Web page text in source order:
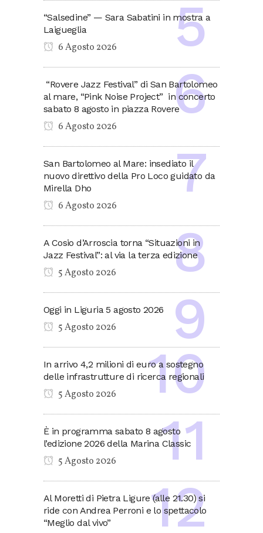
“Salsedine” — Sara Sabatini in mostra a
Laigueglia
6 Agosto 2026
“Rovere Jazz Festival” di San Bartolomeo
al mare, “Pink Noise Project” in concerto
sabato 8 agosto in piazza Rovere
6 Agosto 2026
San Bartolomeo al Mare: insediato il
nuovo direttivo della Pro Loco guidato da
Mirella Dho
6 Agosto 2026
A Cosio d’Arroscia torna “Situazioni in
Jazz Festival”: al via la terza edizione
5 Agosto 2026
Oggi in Liguria 5 agosto 2026
5 Agosto 2026
In arrivo 4,2 milioni di euro a sostegno
delle infrastrutture di ricerca regionali
5 Agosto 2026
È in programma sabato 8 agosto
l’edizione 2026 della Marina Classic
5 Agosto 2026
Al Moretti di Pietra Ligure (alle 21.30) si
ride con Andrea Perroni e lo spettacolo
“Meglio dal vivo”